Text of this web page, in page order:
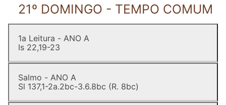
21º DOMINGO - TEMPO COMUM
1a Leitura - ANO A
Is 22,19-23
Salmo - ANO A
Sl 137,1-2a.2bc-3.6.8bc (R. 8bc)